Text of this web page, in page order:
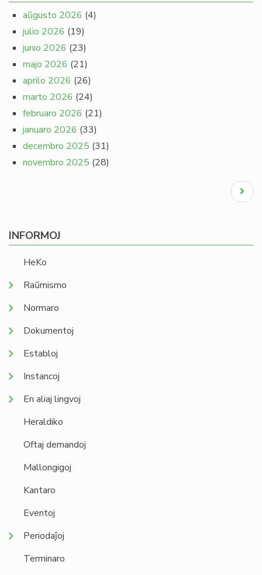
aŭgusto 2026 (4)
julio 2026 (19)
junio 2026 (23)
majo 2026 (21)
aprilo 2026 (26)
marto 2026 (24)
februaro 2026 (21)
januaro 2026 (33)
decembro 2025 (31)
novembro 2025 (28)
Next
page
INFORMOJ
HeKo
Raŭmismo
Normaro
Dokumentoj
Establoj
Instancoj
En aliaj lingvoj
Heraldiko
Oftaj demandoj
Mallongigoj
Kantaro
Eventoj
Periodaĵoj
Terminaro